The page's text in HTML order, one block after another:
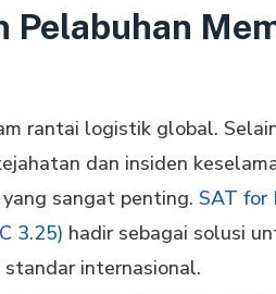
Pelabuhan
rantai logistik global.
dan insiden
sangat penting. SAT for
3.25) hadir sebagai solusi
internasional.